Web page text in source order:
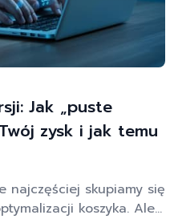
Jak „puste
zysk i jak temu
najczęściej skupiamy się
koszyka. Ale